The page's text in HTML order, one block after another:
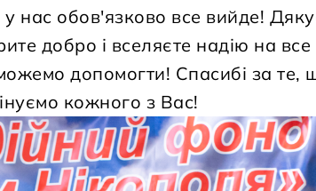
нас обов'язково все вийде!
добро і вселяєте надію на все
допомогти! Спасибі за те,
кожного з Вас!